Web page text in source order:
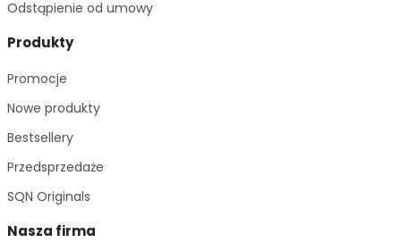
Odstąpienie od umowy
Produkty
Promocje
Nowe produkty
Bestsellery
Przedsprzedaże
SQN Originals
Nasza firma